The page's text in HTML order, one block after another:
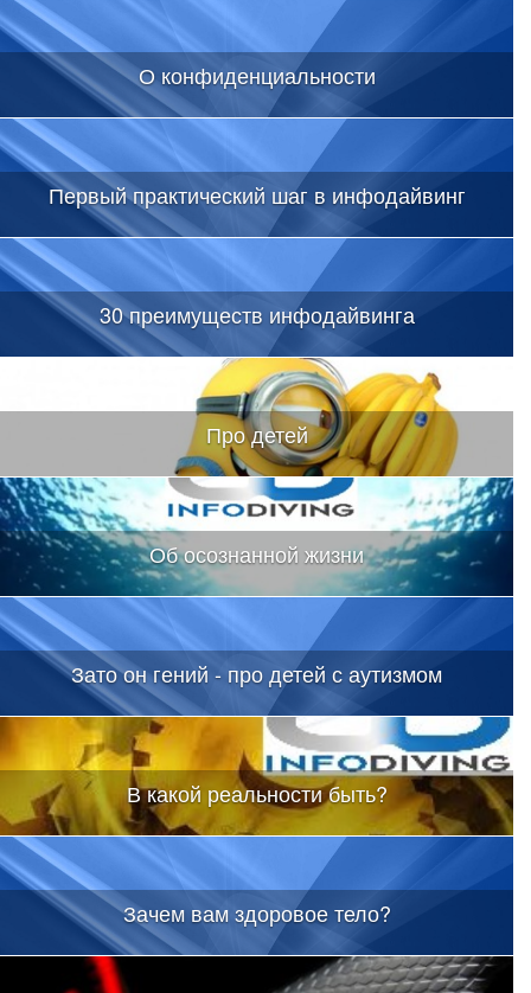
О конфиденциальности
Первый практический шаг в инфодайвинг
30 преимуществ инфодайвинга
Про детей
Об осознанной жизни
Зато он гений - про детей с аутизмом
В какой реальности быть?
Зачем вам здоровое тело?